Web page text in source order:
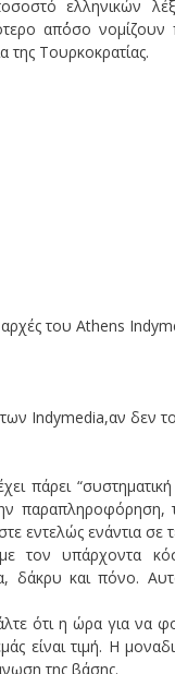
ελληνικών
απ΄όσο
της Τουρκοκρατίας.
αρχές του Athens
Indymedia,αν δεν
πάρει
παραπληροφόρηση,
εντελώς ενάντια σε
τον υπάρχοντα
δάκρυ και πόνο.
ότι η ώρα για να
είναι τιμή. Η
της βάσης.